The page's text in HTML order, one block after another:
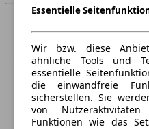
Essentielle
Wir bzw. diese
ähnliche Tools und
essentielle
die einwandfreie
sicherstellen. Sie
von
Funktionen wie das